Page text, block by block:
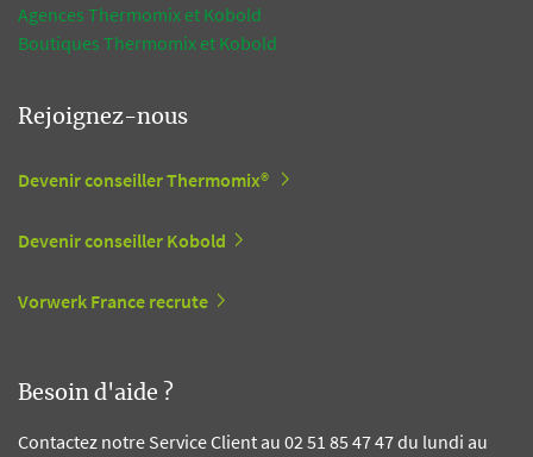
Agences Thermomix et Kobold
Boutiques Thermomix et Kobold
Rejoignez-nous
Devenir conseiller Thermomix®
Devenir conseiller Kobold
Vorwerk France recrute
Besoin d'aide ?
Contactez notre Service Client au 02 51 85 47 47 du lundi au